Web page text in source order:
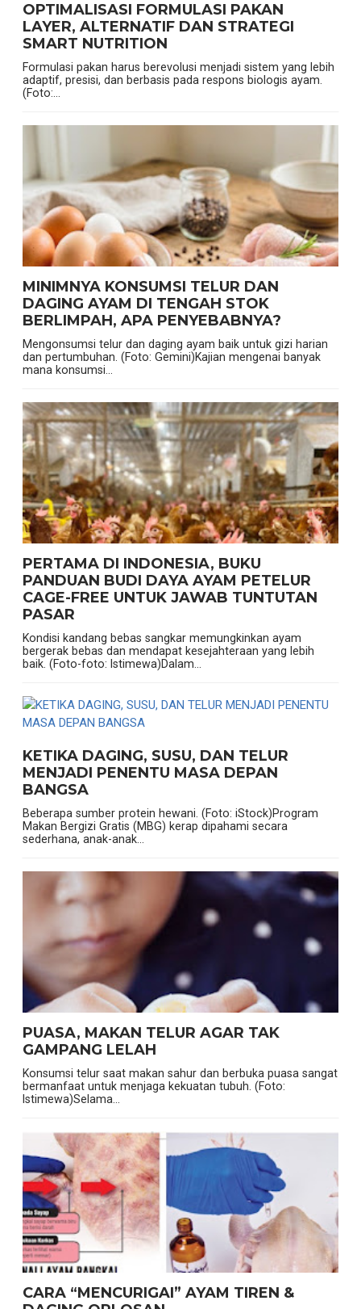
OPTIMALISASI FORMULASI PAKAN
LAYER, ALTERNATIF DAN STRATEGI
SMART NUTRITION
Formulasi pakan harus berevolusi menjadi sistem yang lebih
adaptif, presisi, dan berbasis pada respons biologis ayam.
(Foto:...
MINIMNYA KONSUMSI TELUR DAN
DAGING AYAM DI TENGAH STOK
BERLIMPAH, APA PENYEBABNYA?
Mengonsumsi telur dan daging ayam baik untuk gizi harian
dan pertumbuhan. (Foto: Gemini)Kajian mengenai banyak
mana konsumsi...
PERTAMA DI INDONESIA, BUKU
PANDUAN BUDI DAYA AYAM PETELUR
CAGE-FREE UNTUK JAWAB TUNTUTAN
PASAR
Kondisi kandang bebas sangkar memungkinkan ayam
bergerak bebas dan mendapat kesejahteraan yang lebih
baik. (Foto-foto: Istimewa)Dalam...
KETIKA DAGING, SUSU, DAN TELUR
MENJADI PENENTU MASA DEPAN
BANGSA
Beberapa sumber protein hewani. (Foto: iStock)Program
Makan Bergizi Gratis (MBG) kerap dipahami secara
sederhana, anak-anak...
PUASA, MAKAN TELUR AGAR TAK
GAMPANG LELAH
Konsumsi telur saat makan sahur dan berbuka puasa sangat
bermanfaat untuk menjaga kekuatan tubuh. (Foto:
Istimewa)Selama...
CARA “MENCURIGAI” AYAM TIREN &